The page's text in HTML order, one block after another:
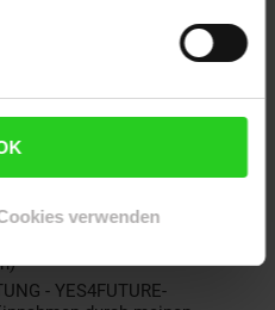
verwenden
mind. 75 kg
funktional und
und als
- YES4FUTURE-